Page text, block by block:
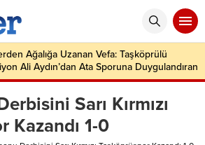
Ağalığa Uzanan Vefa: Taşköprülü
Ali Aydın’dan Ata Sporuna Duygulandıran
Sarı Kırmızı
Kazandı 1-0